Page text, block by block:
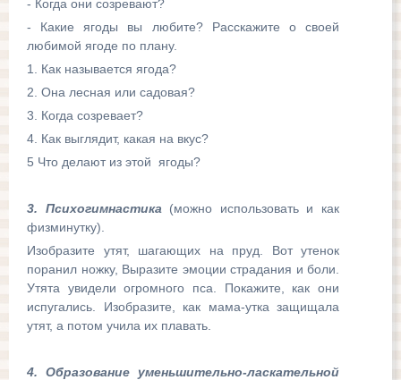
- Когда они созревают?
- Какие ягоды вы любите? Расскажите о своей
любимой ягоде по плану.
1. Как называется ягода?
2. Она лесная или садовая?
3. Когда созревает?
4. Как выглядит, какая на вкус?
5 Что делают из этой ягоды?
3. Психогимнастика (можно использовать и как
физминутку).
Изобразите утят, шагающих на пруд. Вот утенок
поранил ножку, Выразите эмоции страдания и боли.
Утята увидели огромного пса. Покажите, как они
испугались. Изобразите, как мама-утка защищала
утят, а потом учила их плавать.
4. Образование уменьшительно-ласкательной